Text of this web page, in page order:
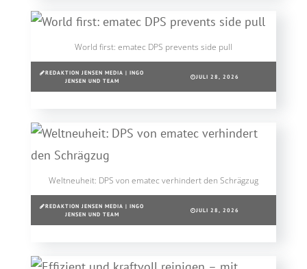
World first: ematec DPS prevents side pull
REDAKTION JENSEN MEDIA | INGO
JENSEN UND TEAM
JULI 28, 2026
Weltneuheit: DPS von ematec verhindert den Schrägzug
REDAKTION JENSEN MEDIA | INGO
JENSEN UND TEAM
JULI 28, 2026